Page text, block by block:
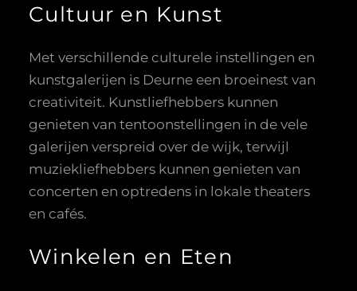
Cultuur en Kunst
Met verschillende culturele instellingen en
kunstgalerijen is Deurne een broeinest van
creativiteit. Kunstliefhebbers kunnen
genieten van tentoonstellingen in de vele
galerijen verspreid over de wijk, terwijl
muziekliefhebbers kunnen genieten van
concerten en optredens in lokale theaters
en cafés.
Winkelen en Eten